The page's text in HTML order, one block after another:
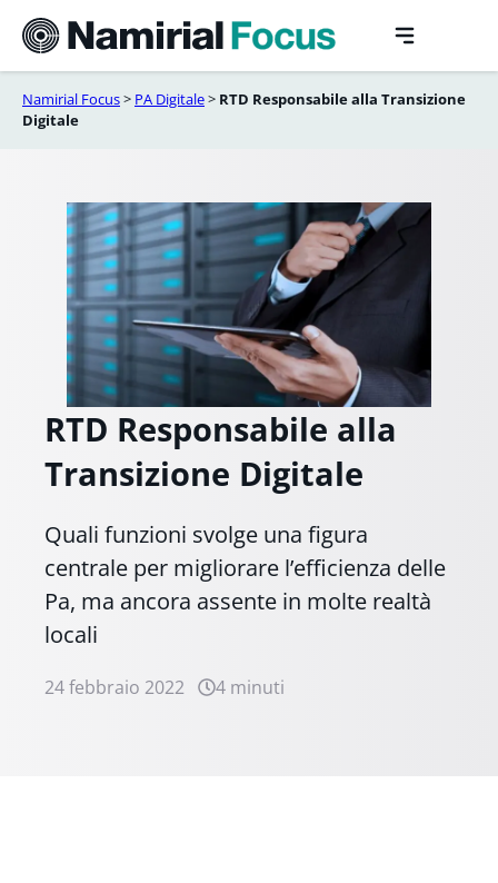
contenuto
Namirial Focus> PA Digitale> RTD Responsabile alla Transizione
Digitale
RTD Responsabile alla
Transizione Digitale
Quali funzioni svolge una figura
centrale per migliorare l’efficienza delle
Pa, ma ancora assente in molte realtà
locali
24 febbraio 2022 4 minuti